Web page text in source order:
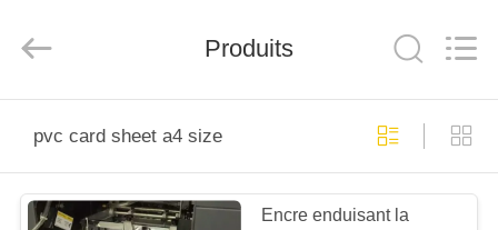
LA
MAISON
(Tianjin)
Limited.
Reserved.
Produits
pvc card sheet a4 size
Encre enduisant la